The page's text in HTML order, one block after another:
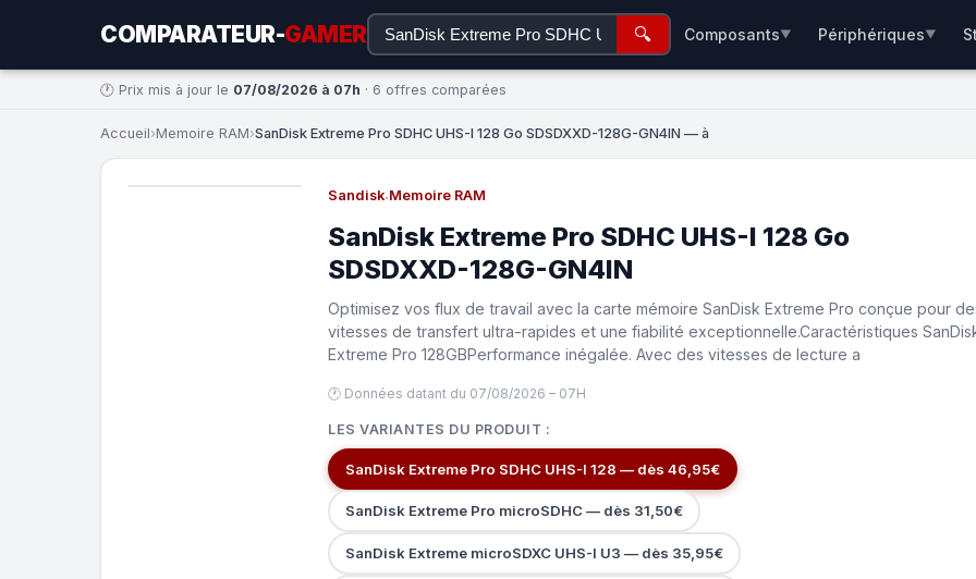
COMPARATEUR-GAMER 🔍 Composants▼ Périphériques▼
🕐 Prix mis à jour le 07/08/2026 à 07h · 6 offres comparées
Accueil›Memoire RAM›SanDisk Extreme Pro SDHC UHS-I 128 Go SDSDXXD-128G-GN4IN — à
Sandisk·Memoire RAM
SanDisk Extreme Pro SDHC UHS-I 128 Go
SDSDXXD-128G-GN4IN
Optimisez vos flux de travail avec la carte mémoire SanDisk Extreme Pro conçue pour
vitesses de transfert ultra-rapides et une fiabilité exceptionnelle.Caractéristiques
Extreme Pro 128GBPerformance inégalée. Avec des vitesses de lecture a
🕐 Données datant du 07/08/2026 – 07H
LES VARIANTES DU PRODUIT :
SanDisk Extreme Pro SDHC UHS-I 128 — dès 46,95€
SanDisk Extreme Pro microSDHC — dès 31,50€
SanDisk Extreme microSDXC UHS-I U3 — dès 35,95€